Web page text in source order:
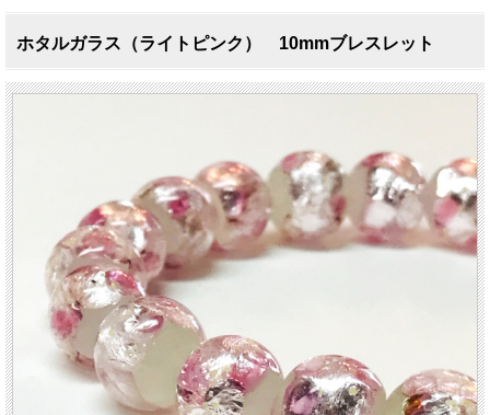
ホタルガラス（ライトピンク） 10mmブレスレット